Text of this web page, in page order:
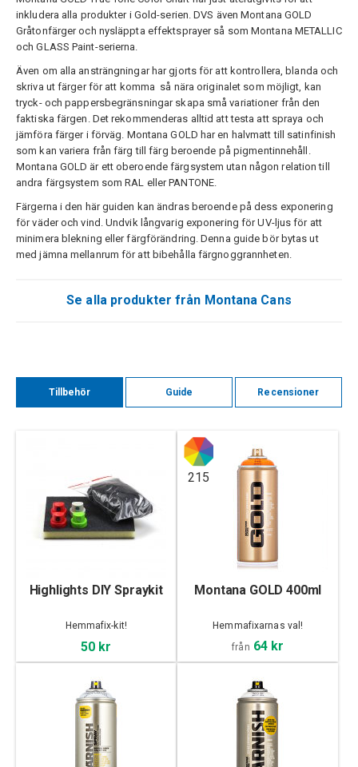
inkludera alla produkter i Gold-serien. DVS även Montana GOLD
Gråtonfärger och nysläppta effektsprayer så som Montana METALLIC
och GLASS Paint-serierna.
Även om alla ansträngningar har gjorts för att kontrollera, blanda och
skriva ut färger för att komma så nära originalet som möjligt, kan
tryck- och pappersbegränsningar skapa små variationer från den
faktiska färgen. Det rekommenderas alltid att testa att spraya och
jämföra färger i förväg. Montana GOLD har en halvmatt till satinfinish
som kan variera från färg till färg beroende på pigmentinnehåll.
Montana GOLD är ett oberoende färgsystem utan någon relation till
andra färgsystem som RAL eller PANTONE.
Färgerna i den här guiden kan ändras beroende på dess exponering
för väder och vind. Undvik långvarig exponering för UV-ljus för att
minimera blekning eller färgförändring. Denna guide bör bytas ut
med jämna mellanrum för att bibehålla färgnoggrannheten.
Se alla produkter från Montana Cans
Tillbehör Guide Recensioner
Highlights DIY Spraykit
Hemmafix-kit!
50 kr
215
Montana GOLD 400ml
Hemmafixarnas val!
från 64 kr